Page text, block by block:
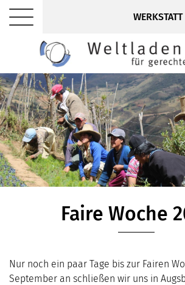
WERKSTATT
Faire Woche
Nur noch ein paar Tage bis zur Fairen
September an schließen wir uns in